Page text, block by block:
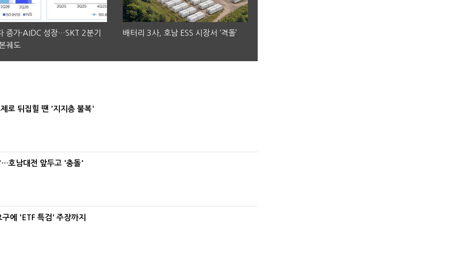
증가·AIDC 성장…SKT 2분기
궤도
배터리 3사, 호남 ESS 시장서 ‘격돌’
로 뒤집힐 땐 '지지층 불복'
호남대전 앞두고 '충돌'
에 'ETF 특검' 주장까지